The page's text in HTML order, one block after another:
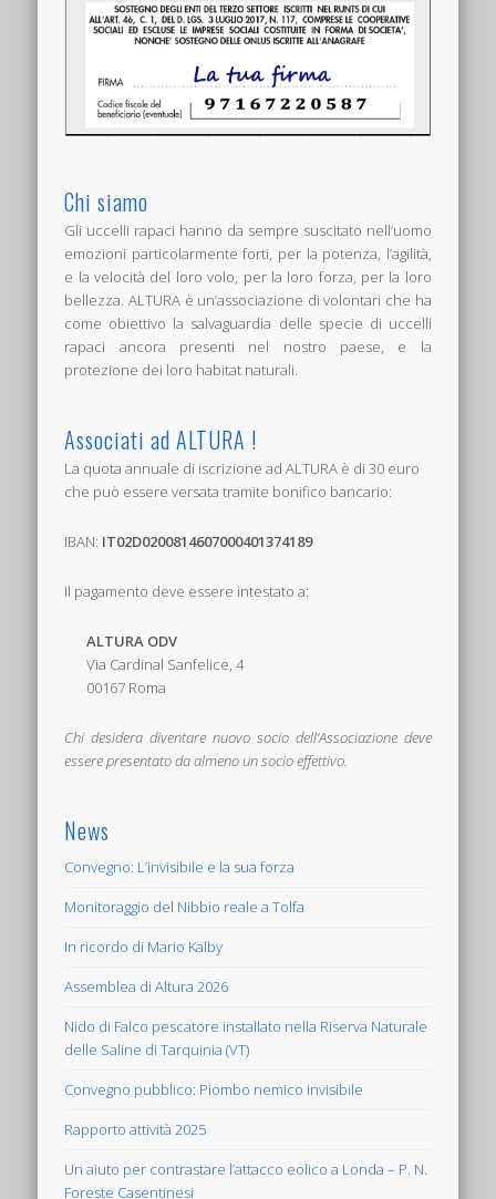
Chi siamo
Gli uccelli rapaci hanno da sempre suscitato nell’uomo
emozioni particolarmente forti, per la potenza, l’agilità,
e la velocità del loro volo, per la loro forza, per la loro
bellezza. ALTURA è un’associazione di volontari che ha
come obiettivo la salvaguardia delle specie di uccelli
rapaci ancora presenti nel nostro paese, e la
protezione dei loro habitat naturali.
Associati ad ALTURA !
La quota annuale di iscrizione ad ALTURA è di 30 euro
che può essere versata tramite bonifico bancario:
IBAN: IT02D0200814607000401374189
Il pagamento deve essere intestato a:
ALTURA ODV
Via Cardinal Sanfelice, 4
00167 Roma
Chi desidera diventare nuovo socio dell’Associazione deve
essere presentato da almeno un socio effettivo.
News
Convegno: L’invisibile e la sua forza
Monitoraggio del Nibbio reale a Tolfa
In ricordo di Mario Kalby
Assemblea di Altura 2026
Nido di Falco pescatore installato nella Riserva Naturale
delle Saline di Tarquinia (VT)
Convegno pubblico: Piombo nemico invisibile
Rapporto attività 2025
Un aiuto per contrastare l’attacco eolico a Londa – P. N.
Foreste Casentinesi